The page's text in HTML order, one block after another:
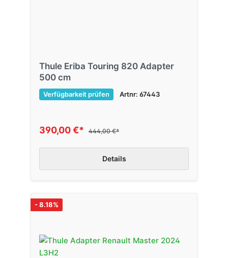
Thule Eriba Touring 820 Adapter
500 cm
Verfügbarkeit prüfen Artnr: 67443
390,00 €* 444,00 €*
Details
- 8.18%